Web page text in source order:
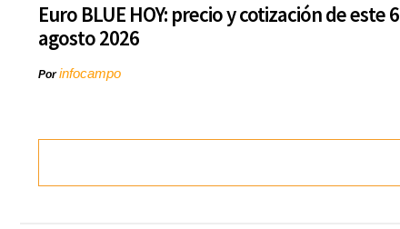
Euro BLUE HOY: precio y cotización de este 6
agosto 2026
Porinfocampo